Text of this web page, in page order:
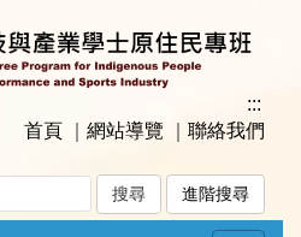
:::
首頁
網站導覽 聯絡我們
進階搜尋